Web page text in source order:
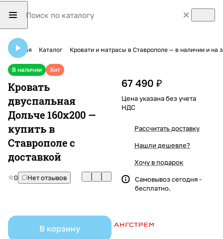
Главная Каталог Кровати и матрасы в Ставрополе — в наличии и на
В наличии Хит
Кровать
двуспальная
Дольче 160х200 —
купить в
Ставрополе с
доставкой
0 Нет отзывов
В корзину
67 490 ₽
Цена указана без учета
НДС
Рассчитать доставку
Нашли дешевле?
Хочу в подарок
Самовывоз сегодня -
бесплатно.